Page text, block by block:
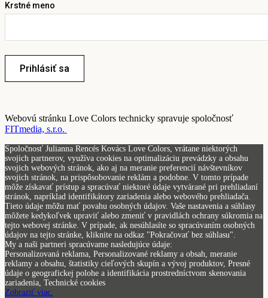
Krstné meno
Prihlásiť sa
Webovú stránku Love Colors technicky spravuje spoločnosť
FITmedia, s.r.o.
Spoločnosť Julianna Rencés Kovács Love Colors, vrátane niektorých
svojich partnerov, využíva cookies na optimalizáciu prevádzky a obsahu
svojich webových stránok, ako aj na meranie preferencií návštevníkov
svojich stránok, na prispôsobovanie reklám a podobne. V tomto prípade
môže získavať prístup a spracúvať niektoré údaje vytvárané pri prehliadaní
stránok, napríklad identifikátory zariadenia alebo webového prehliadača.
Tieto údaje môžu mať povahu osobných údajov. Vaše nastavenia a súhlasy
môžete kedykoľvek upraviť alebo zmeniť v pravidlách ochrany súkromia na
tejto webovej stránke. V prípade, ak nesúhlasíte so spracúvaním osobných
údajov na tejto stránke, kliknite na odkaz "Pokračovať bez súhlasu".
My a naši partneri spracúvame nasledujúce údaje:
Personalizovaná reklama, Personalizované reklamy a obsah, meranie
reklamy a obsahu, štatistiky cieľových skupín a vývoj produktov, Presné
údaje o geografickej polohe a identifikácia prostredníctvom skenovania
zariadenia, Technické cookies
Zobraziť viac.